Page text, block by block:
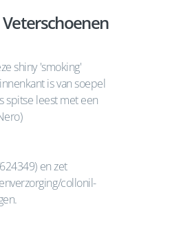
shiny 'smoking'
is van soepel
spitse leest met een
en zet
collonil-